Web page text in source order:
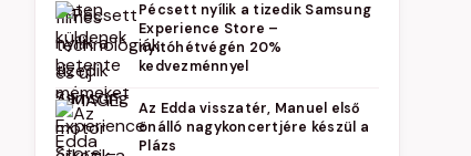
Pécsett nyílik a tizedik Samsung
Experience Store –
nyitóhétvégén 20%
kedvezménnyel
Az Edda visszatér, Manuel első
önálló nagykoncertjére készül a
Plázs